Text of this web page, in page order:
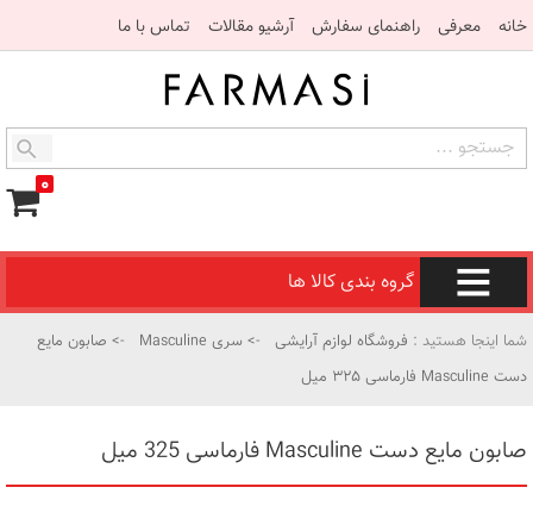
خانه معرفی راهنمای سفارش آرشیو مقالات تماس با ما
۰
گروه بندی کالا ها
شما اینجا هستید : فروشگاه لوازم آرایشی -> سری Masculine
-> صابون مایع
دست Masculine فارماسی ۳۲۵ میل
صابون مایع دست Masculine فارماسی 325 میل